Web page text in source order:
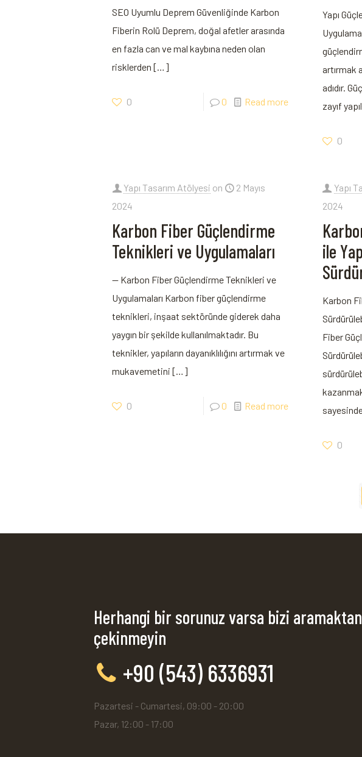
SEO Uyumlu Deprem Güvenliğinde Karbon
Fiberin Rolü Deprem, doğal afetler arasında
en fazla​ can ve mal kaybına neden ⁣olan​
risklerden […]
0 0 Read more
Yapı
artırmak
adıdır.
zayıf
0
Yapı Tasarım Atölyesi on
2 Mayıs
2024
Karbon Fiber Güçlendirme
Teknikleri ve Uygulamaları
— Karbon Fiber Güçlendirme Teknikleri ve
Uygulamaları Karbon fiber güçlendirme
teknikleri, inşaat sektöründe giderek ⁢daha
yaygın bir şekilde kullanılmaktadır. Bu
teknikler, yapıların⁤ dayanıklılığını artırmak ⁣ve
​mukavemetini […]
0 0 Read more
Yapı
2024
ile
Karbon
Fiber
0
Herhangi bir sorunuz varsa bizi aramaktan
çekinmeyin
+90 (543) 6336931
Pazartesi - Cumartesi, 09:00 - 20:00
Pazar, 12:00 - 17:00